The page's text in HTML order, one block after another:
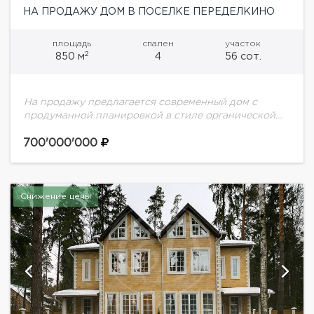
НА ПРОДАЖУ ДОМ В ПОСЕЛКЕ ПЕРЕДЕЛКИНО
площадь
850 м2
спален
4
участок
56 сот.
На продажу предлагается современный дом с
продуманной планировкой в стиле органической
и архитектура, строительство и отделка от лучших
700'000'000
Снижение цены